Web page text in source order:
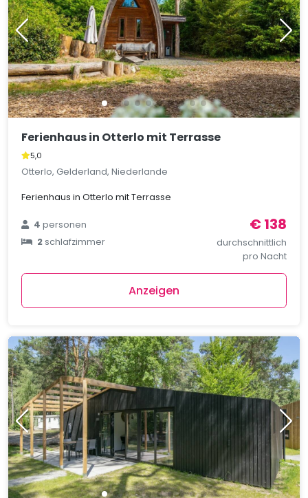
Ferienhaus in Otterlo mit Terrasse
5,0
Otterlo, Gelderland, Niederlande
Ferienhaus in Otterlo mit Terrasse
4personen
2schlafzimmer
€ 138
durchschnittlich
pro Nacht
Anzeigen